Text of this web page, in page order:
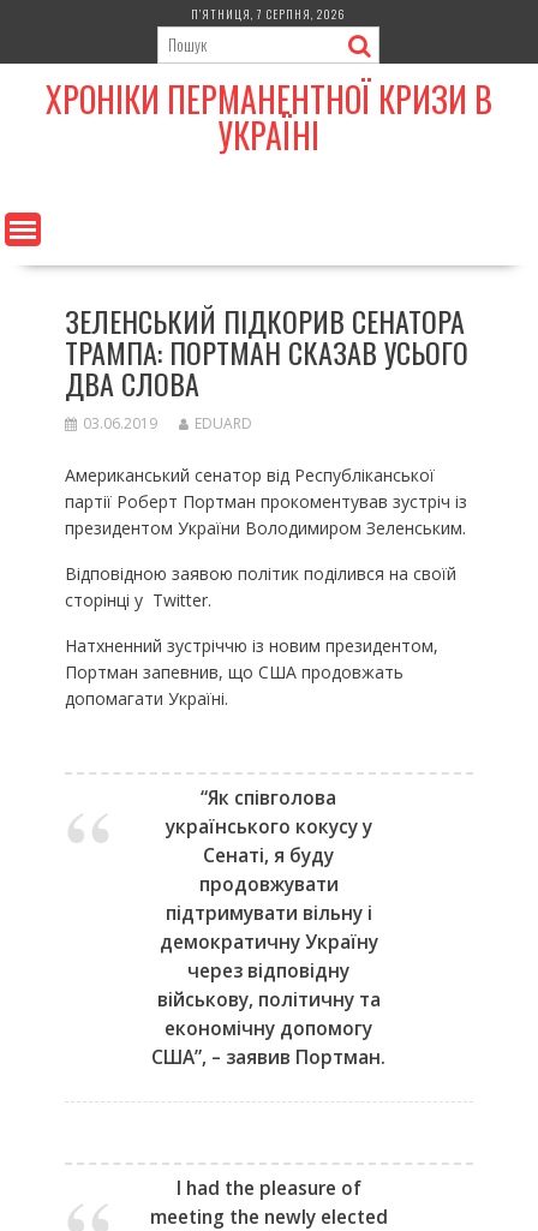
content
П’ЯТНИЦЯ, 7 СЕРПНЯ, 2026
ХРОНІКИ ПЕРМАНЕНТНОЇ КРИЗИ В
УКРАЇНІ
ЗЕЛЕНСЬКИЙ ПІДКОРИВ СЕНАТОРА
ТРАМПА: ПОРТМАН СКАЗАВ УСЬОГО
ДВА СЛОВА
03.06.2019 EDUARD
Американський сенатор від Республіканської
партії Роберт Портман прокоментував зустріч із
президентом України Володимиром Зеленським.
Відповідною заявою політик поділився на своїй
сторінці у Twitter.
Натхненний зустріччю із новим президентом,
Портман запевнив, що США продовжать
допомагати Україні.
“Як співголова
українського кокусу у
Сенаті, я буду
продовжувати
підтримувати вільну і
демократичну Україну
через відповідну
військову, політичну та
економічну допомогу
США”, – заявив Портман.
I had the pleasure of
meeting the newly elected